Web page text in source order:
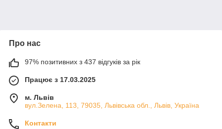
Про нас
97% позитивних з 437 відгуків за рік
Працює з 17.03.2025
м. Львів
вул.Зелена, 113, 79035, Львівська обл., Львів, Україна
Контакти